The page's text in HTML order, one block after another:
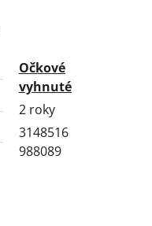
Očkové
vyhnuté
2 roky
3148516
988089